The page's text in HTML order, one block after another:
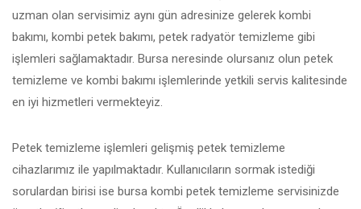
uzman olan servisimiz aynı gün adresinize gelerek kombi
bakımı, kombi petek bakımı, petek radyatör temizleme gibi
işlemleri sağlamaktadır. Bursa neresinde olursanız olun petek
temizleme ve kombi bakımı işlemlerinde yetkili servis kalitesinde
en iyi hizmetleri vermekteyiz.
Petek temizleme işlemleri gelişmiş petek temizleme
cihazlarımız ile yapılmaktadır. Kullanıcıların sormak istediği
sorulardan birisi ise bursa kombi petek temizleme servisinizde